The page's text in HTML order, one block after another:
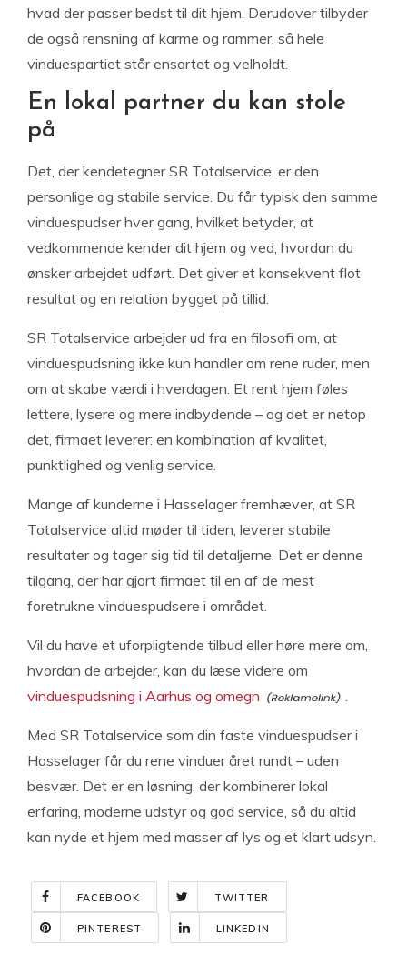
hvad der passer bedst til dit hjem. Derudover tilbyder
de også rensning af karme og rammer, så hele
vinduespartiet står ensartet og velholdt.
En lokal partner du kan stole
på
Det, der kendetegner SR Totalservice, er den
personlige og stabile service. Du får typisk den samme
vinduespudser hver gang, hvilket betyder, at
vedkommende kender dit hjem og ved, hvordan du
ønsker arbejdet udført. Det giver et konsekvent flot
resultat og en relation bygget på tillid.
SR Totalservice arbejder ud fra en filosofi om, at
vinduespudsning ikke kun handler om rene ruder, men
om at skabe værdi i hverdagen. Et rent hjem føles
lettere, lysere og mere indbydende – og det er netop
det, firmaet leverer: en kombination af kvalitet,
punktlighed og venlig service.
Mange af kunderne i Hasselager fremhæver, at SR
Totalservice altid møder til tiden, leverer stabile
resultater og tager sig tid til detaljerne. Det er denne
tilgang, der har gjort firmaet til en af de mest
foretrukne vinduespudsere i området.
Vil du have et uforpligtende tilbud eller høre mere om,
hvordan de arbejder, kan du læse videre om
vinduespudsning i Aarhus og omegn
Med SR Totalservice som din faste vinduespudser i
Hasselager får du rene vinduer året rundt – uden
besvær. Det er en løsning, der kombinerer lokal
erfaring, moderne udstyr og god service, så du altid
kan nyde et hjem med masser af lys og et klart udsyn.
FACEBOOK TWITTER
PINTEREST LINKEDIN